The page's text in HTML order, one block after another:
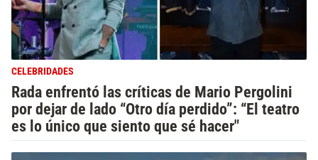
CELEBRIDADES
Rada enfrentó las críticas de Mario Pergolini
por dejar de lado “Otro día perdido”: “El teatro
es lo único que siento que sé hacer"